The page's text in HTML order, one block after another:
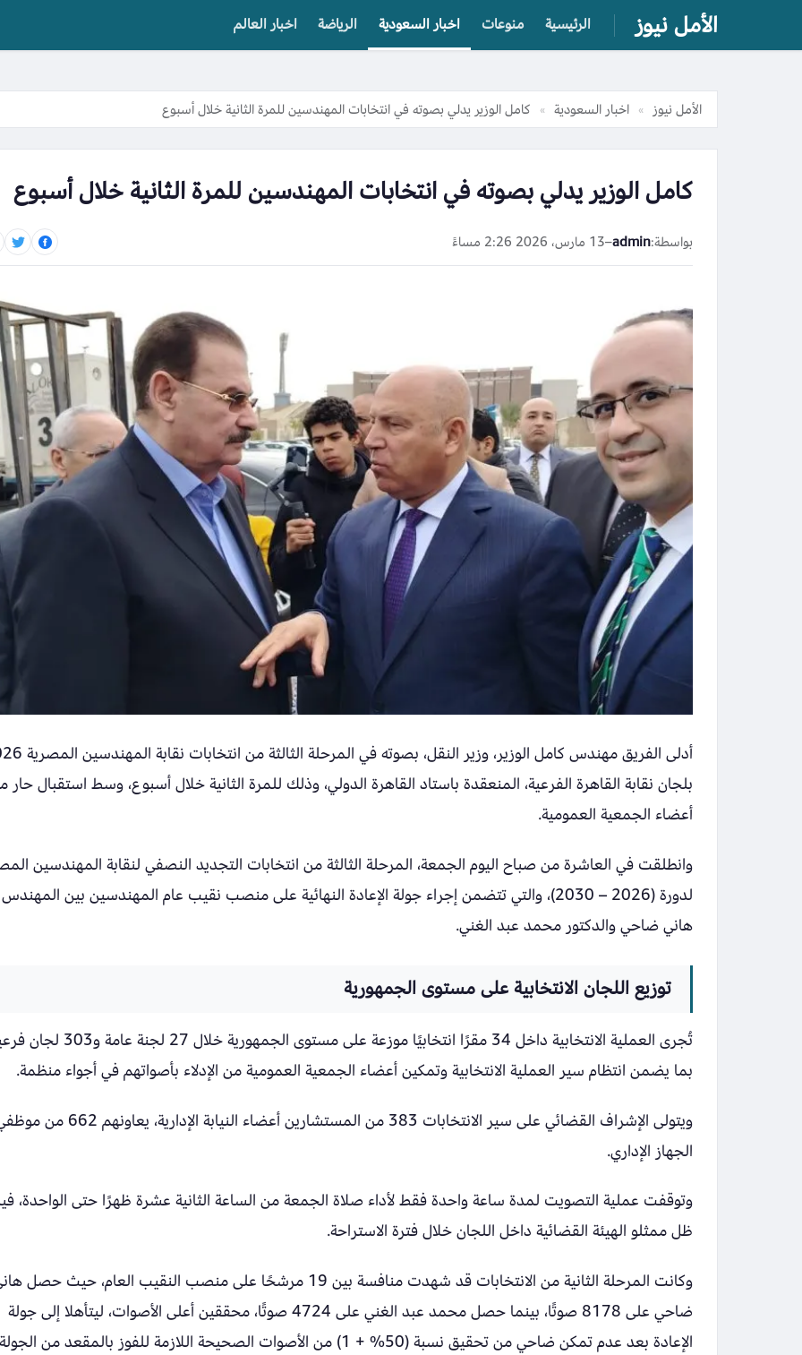
الأمل نيوز الرئيسية منوعات اخبار السعودية الرياضة اخبار العالم
الأمل نيوز » اخبار السعودية » كامل الوزير يدلي بصوته في انتخابات المهندسين للمرة الثانية خلال أسبوع
كامل الوزير يدلي بصوته في انتخابات المهندسين للمرة الثانية خلال أسبوع
بواسطة:admin
–13 مارس، 2026 2:26 مساءً
أدلى الفريق مهندس كامل الوزير، وزير النقل،
بلجان نقابة القاهرة الفرعية، المنعقدة باستاد القاهرة الدولي، وذلك للمرة الثانية خلال أسبوع، وسط استقبال حار
أعضاء الجمعية العمومية.
وانطلقت في العاشرة من صباح اليوم الجمعة، المرحلة الثالثة من انتخابات التجديد النصفي لنقابة المهندسين
لدورة (2026 – 2030)، والتي تتضمن إجراء جولة الإعادة النهائية على منصب نقيب عام المهندسين بين المهندس
هاني ضاحي والدكتور محمد عبد الغني.
توزيع اللجان الانتخابية على مستوى الجمهورية
تُجرى العملية الانتخابية داخل 34 مقرًا انتخابيًا موزعة على مستوى الجمهورية خلال
بما يضمن انتظام سير العملية الانتخابية وتمكين أعضاء الجمعية العمومية من الإدلاء بأصواتهم في أجواء منظمة.
ويتولى الإشراف القضائي على سير الانتخابات 383 من المستشارين أعضاء النيابة الإدارية،
الجهاز الإداري.
وتوقفت عملية التصويت لمدة ساعة واحدة فقط لأداء صلاة الجمعة من الساعة الثانية عشرة ظهرًا حتى الواحدة،
ظل ممثلو الهيئة القضائية داخل اللجان خلال فترة الاستراحة.
وكانت المرحلة الثانية من الانتخابات قد شهدت منافسة بين 19 مرشحًا على منصب النقيب العام، حيث حصل
ضاحي على 8178 صوتًا، بينما حصل محمد عبد الغني على 4724 صوتًا، محققين أعلى الأصوات، ليتأهلا إلى جولة
الإعادة بعد عدم تمكن ضاحي من تحقيق نسبة (50% + 1) من الأصوات الصحيحة اللازمة للفوز بالمقعد من